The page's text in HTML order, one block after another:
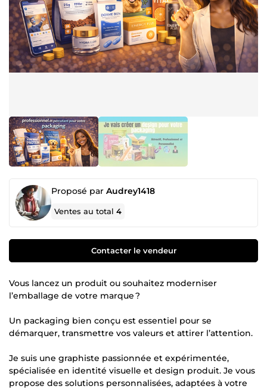
Proposé par Audrey1418
Ventes au total4
Contacter le vendeur
Vous lancez un produit ou souhaitez moderniser
l’emballage de votre marque ?
Un packaging bien conçu est essentiel pour se
démarquer, transmettre vos valeurs et attirer l’attention.
Je suis une graphiste passionnée et expérimentée,
spécialisée en identité visuelle et design produit. Je vous
propose des solutions personnalisées, adaptées à votre